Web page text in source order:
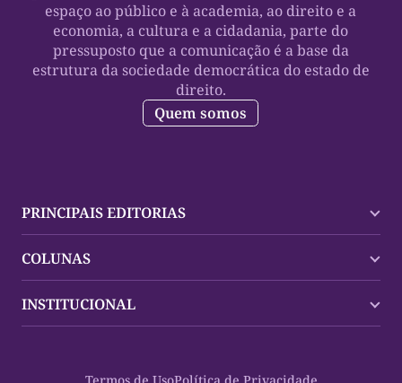
espaço ao público e à academia, ao direito e a
economia, a cultura e a cidadania, parte do
pressuposto que a comunicação é a base da
estrutura da sociedade democrática do estado de
direito.
Quem somos
PRINCIPAIS EDITORIAS
Palmas
Mundo
COLUNAS
Policial
INSTITUCIONAL